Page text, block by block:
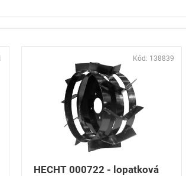
HECHT 000722 - lopatková
Kód: 138839